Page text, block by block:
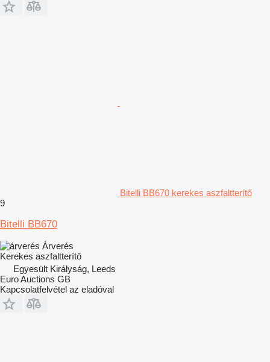
Bitelli BB670 kerekes aszfaltterítő
9
Bitelli BB670
Árverés
Kerekes aszfaltterítő
Egyesült Királyság, Leeds
Euro Auctions GB
Kapcsolatfelvétel az eladóval